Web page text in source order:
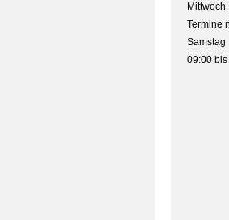
Mittwoch
Termine
Samstag
09:00